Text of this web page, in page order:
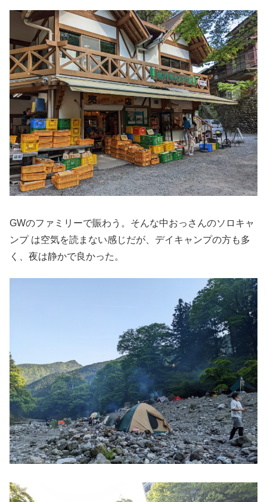
GWのファミリーで賑わう。そんな中おっさんのソロキャ
ンプ は空気を読まない感じだが、デイキャンプの方も多
く、夜は静かで良かった。